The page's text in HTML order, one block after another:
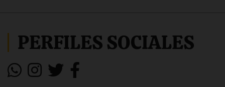
PERFILES SOCIALES